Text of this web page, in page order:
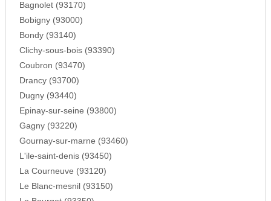
Bagnolet (93170)
Bobigny (93000)
Bondy (93140)
Clichy-sous-bois (93390)
Coubron (93470)
Drancy (93700)
Dugny (93440)
Epinay-sur-seine (93800)
Gagny (93220)
Gournay-sur-marne (93460)
L'ile-saint-denis (93450)
La Courneuve (93120)
Le Blanc-mesnil (93150)